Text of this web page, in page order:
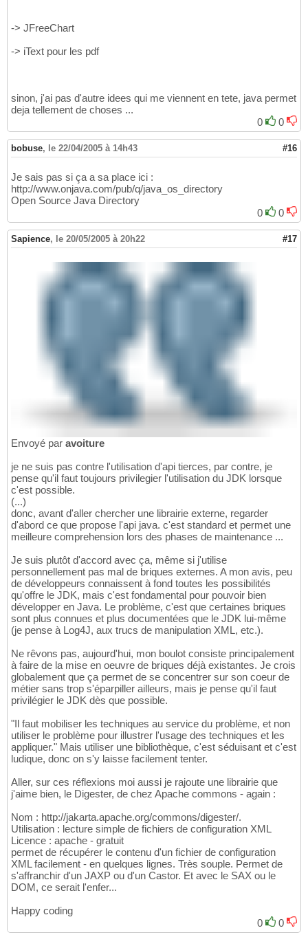
-> JFreeChart
-> iText pour les pdf
sinon, j'ai pas d'autre idees qui me viennent en tete, java permet
deja tellement de choses ...
0
0
bobuse, le 22/04/2005 à 14h43 #16
Je sais pas si ça a sa place ici :
http://www.onjava.com/pub/q/java_os_directory
Open Source Java Directory
0
0
Sapience, le 20/05/2005 à 20h22 #17
Envoyé par avoiture
je ne suis pas contre l'utilisation d'api tierces, par contre, je
pense qu'il faut toujours privilegier l'utilisation du JDK lorsque
c'est possible.
(...)
donc, avant d'aller chercher une librairie externe, regarder
d'abord ce que propose l'api java. c'est standard et permet une
meilleure comprehension lors des phases de maintenance ...
Je suis plutôt d'accord avec ça, même si j'utilise
personnellement pas mal de briques externes. A mon avis, peu
de développeurs connaissent à fond toutes les possibilités
qu'offre le JDK, mais c'est fondamental pour pouvoir bien
développer en Java. Le problème, c'est que certaines briques
sont plus connues et plus documentées que le JDK lui-même
(je pense à Log4J, aux trucs de manipulation XML, etc.).
Ne rêvons pas, aujourd'hui, mon boulot consiste principalement
à faire de la mise en oeuvre de briques déjà existantes. Je crois
globalement que ça permet de se concentrer sur son coeur de
métier sans trop s'éparpiller ailleurs, mais je pense qu'il faut
privilégier le JDK dès que possible.
"Il faut mobiliser les techniques au service du problème, et non
utiliser le problème pour illustrer l'usage des techniques et les
appliquer." Mais utiliser une bibliothèque, c'est séduisant et c'est
ludique, donc on s'y laisse facilement tenter.
Aller, sur ces réflexions moi aussi je rajoute une librairie que
j'aime bien, le Digester, de chez Apache commons - again :
Nom : http://jakarta.apache.org/commons/digester/.
Utilisation : lecture simple de fichiers de configuration XML
Licence : apache - gratuit
permet de récupérer le contenu d'un fichier de configuration
XML facilement - en quelques lignes. Très souple. Permet de
s'affranchir d'un JAXP ou d'un Castor. Et avec le SAX ou le
DOM, ce serait l'enfer...
Happy coding
0
0